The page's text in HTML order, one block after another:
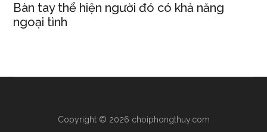
Bàn tay thể hiện người đó có khả năng
ngoại tình
Copyright © 2026 choiphongthuy.com